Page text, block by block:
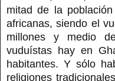
mitad de la
africanas, siendo el
millones y medio
vuduístas hay en
habitantes. Y sólo
religiones